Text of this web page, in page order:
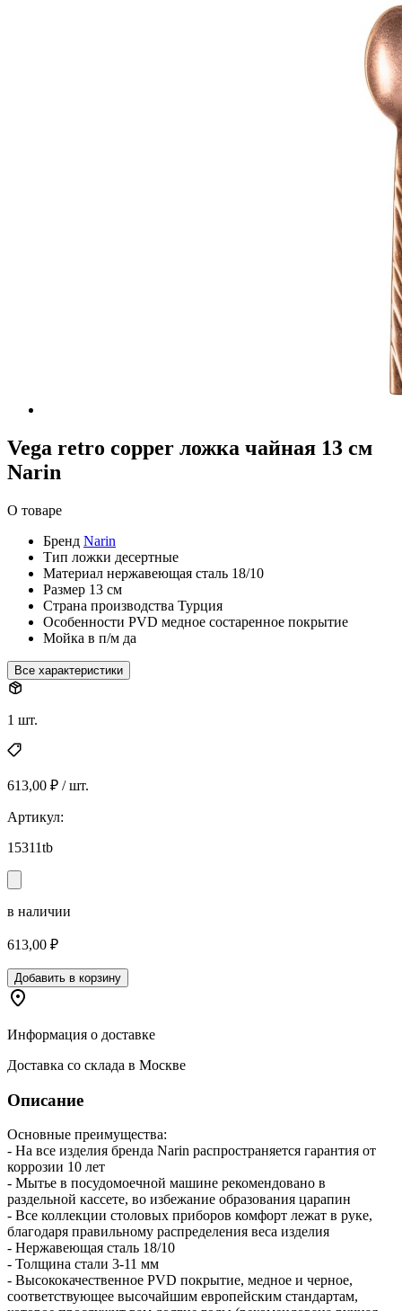
Vega retro copper ложка чайная 13 см
Narin
О товаре
Бренд Narin
Тип ложки десертные
Материал нержавеющая сталь 18/10
Размер 13 см
Страна производства Турция
Особенности PVD медное состаренное покрытие
Мойка в п/м да
Все характеристики
1 шт.
613,00 ₽ / шт.
Артикул:
15311tb
в наличии
613,00 ₽
Добавить в корзину
Информация о доставке
Доставка со склада в Москве
Описание
Основные преимущества:
- На все изделия бренда Narin распространяется гарантия от
коррозии 10 лет
- Мытье в посудомоечной машине рекомендовано в
раздельной кассете, во избежание образования царапин
- Все коллекции столовых приборов комфорт лежат в руке,
благодаря правильному распределения веса изделия
- Нержавеющая сталь 18/10
- Толщина стали 3-11 мм
- Высококачественное PVD покрытие, медное и черное,
соответствующее высочайшим европейским стандартам,